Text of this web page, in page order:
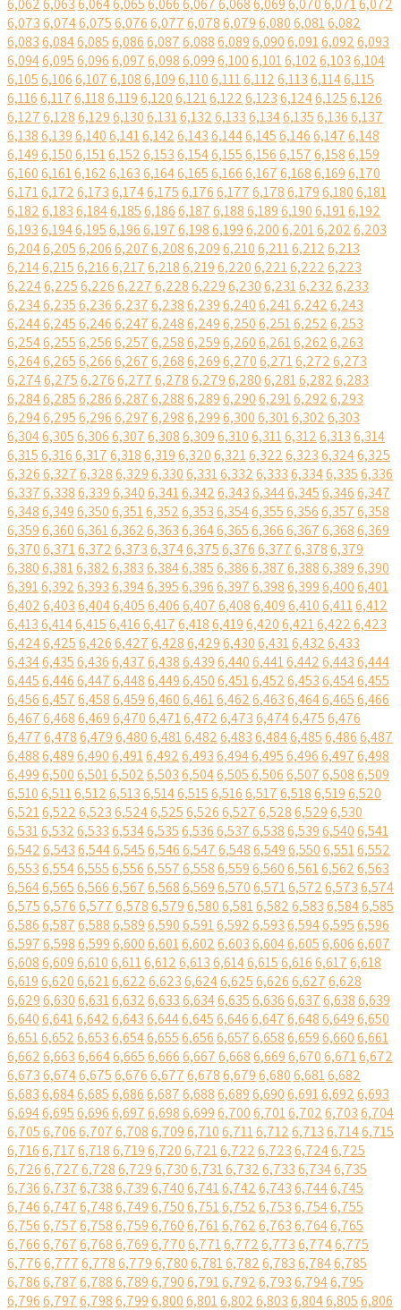
6,0626,0636,0646,0656,0666,0676,0686,0696,0706,0716,072
6,0736,0746,0756,0766,0776,0786,0796,0806,0816,082
6,0836,0846,0856,0866,0876,0886,0896,0906,0916,0926,093
6,0946,0956,0966,0976,0986,0996,1006,1016,1026,1036,104
6,1056,1066,1076,1086,1096,1106,1116,1126,1136,1146,115
6,1166,1176,1186,1196,1206,1216,1226,1236,1246,1256,126
6,1276,1286,1296,1306,1316,1326,1336,1346,1356,1366,137
6,1386,1396,1406,1416,1426,1436,1446,1456,1466,1476,148
6,1496,1506,1516,1526,1536,1546,1556,1566,1576,1586,159
6,1606,1616,1626,1636,1646,1656,1666,1676,1686,1696,170
6,1716,1726,1736,1746,1756,1766,1776,1786,1796,1806,181
6,1826,1836,1846,1856,1866,1876,1886,1896,1906,1916,192
6,1936,1946,1956,1966,1976,1986,1996,2006,2016,2026,203
6,2046,2056,2066,2076,2086,2096,2106,2116,2126,213
6,2146,2156,2166,2176,2186,2196,2206,2216,2226,223
6,2246,2256,2266,2276,2286,2296,2306,2316,2326,233
6,2346,2356,2366,2376,2386,2396,2406,2416,2426,243
6,2446,2456,2466,2476,2486,2496,2506,2516,2526,253
6,2546,2556,2566,2576,2586,2596,2606,2616,2626,263
6,2646,2656,2666,2676,2686,2696,2706,2716,2726,273
6,2746,2756,2766,2776,2786,2796,2806,2816,2826,283
6,2846,2856,2866,2876,2886,2896,2906,2916,2926,293
6,2946,2956,2966,2976,2986,2996,3006,3016,3026,303
6,3046,3056,3066,3076,3086,3096,3106,3116,3126,3136,314
6,3156,3166,3176,3186,3196,3206,3216,3226,3236,3246,325
6,3266,3276,3286,3296,3306,3316,3326,3336,3346,3356,336
6,3376,3386,3396,3406,3416,3426,3436,3446,3456,3466,347
6,3486,3496,3506,3516,3526,3536,3546,3556,3566,3576,358
6,3596,3606,3616,3626,3636,3646,3656,3666,3676,3686,369
6,3706,3716,3726,3736,3746,3756,3766,3776,3786,379
6,3806,3816,3826,3836,3846,3856,3866,3876,3886,3896,390
6,3916,3926,3936,3946,3956,3966,3976,3986,3996,4006,401
6,4026,4036,4046,4056,4066,4076,4086,4096,4106,4116,412
6,4136,4146,4156,4166,4176,4186,4196,4206,4216,4226,423
6,4246,4256,4266,4276,4286,4296,4306,4316,4326,433
6,4346,4356,4366,4376,4386,4396,4406,4416,4426,4436,444
6,4456,4466,4476,4486,4496,4506,4516,4526,4536,4546,455
6,4566,4576,4586,4596,4606,4616,4626,4636,4646,4656,466
6,4676,4686,4696,4706,4716,4726,4736,4746,4756,476
6,4776,4786,4796,4806,4816,4826,4836,4846,4856,4866,487
6,4886,4896,4906,4916,4926,4936,4946,4956,4966,4976,498
6,4996,5006,5016,5026,5036,5046,5056,5066,5076,5086,509
6,5106,5116,5126,5136,5146,5156,5166,5176,5186,5196,520
6,5216,5226,5236,5246,5256,5266,5276,5286,5296,530
6,5316,5326,5336,5346,5356,5366,5376,5386,5396,5406,541
6,5426,5436,5446,5456,5466,5476,5486,5496,5506,5516,552
6,5536,5546,5556,5566,5576,5586,5596,5606,5616,5626,563
6,5646,5656,5666,5676,5686,5696,5706,5716,5726,5736,574
6,5756,5766,5776,5786,5796,5806,5816,5826,5836,5846,585
6,5866,5876,5886,5896,5906,5916,5926,5936,5946,5956,596
6,5976,5986,5996,6006,6016,6026,6036,6046,6056,6066,607
6,6086,6096,6106,6116,6126,6136,6146,6156,6166,6176,618
6,6196,6206,6216,6226,6236,6246,6256,6266,6276,628
6,6296,6306,6316,6326,6336,6346,6356,6366,6376,6386,639
6,6406,6416,6426,6436,6446,6456,6466,6476,6486,6496,650
6,6516,6526,6536,6546,6556,6566,6576,6586,6596,6606,661
6,6626,6636,6646,6656,6666,6676,6686,6696,6706,6716,672
6,6736,6746,6756,6766,6776,6786,6796,6806,6816,682
6,6836,6846,6856,6866,6876,6886,6896,6906,6916,6926,693
6,6946,6956,6966,6976,6986,6996,7006,7016,7026,7036,704
6,7056,7066,7076,7086,7096,7106,7116,7126,7136,7146,715
6,7166,7176,7186,7196,7206,7216,7226,7236,7246,725
6,7266,7276,7286,7296,7306,7316,7326,7336,7346,735
6,7366,7376,7386,7396,7406,7416,7426,7436,7446,745
6,7466,7476,7486,7496,7506,7516,7526,7536,7546,755
6,7566,7576,7586,7596,7606,7616,7626,7636,7646,765
6,7666,7676,7686,7696,7706,7716,7726,7736,7746,775
6,7766,7776,7786,7796,7806,7816,7826,7836,7846,785
6,7866,7876,7886,7896,7906,7916,7926,7936,7946,795
6,7966,7976,7986,7996,8006,8016,8026,8036,8046,8056,806